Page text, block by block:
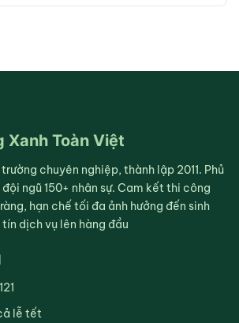
Xanh Toàn Việt
chuyên nghiệp, thành lập 2011. Phủ
ngũ 150+ nhân sự. Cam kết thi công
hạn chế tối đa ảnh hưởng đến sinh
dịch vụ lên hàng đầu
lễ tết